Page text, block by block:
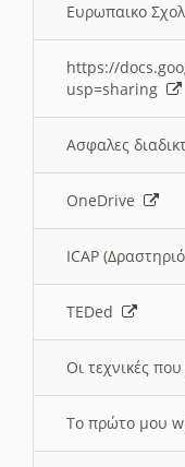
Ευρωπαικο
https://
usp=sharing
Ασφαλες
OneDrive
ICAP
TEDed
Οι τεχνικές
Το πρώτο μου